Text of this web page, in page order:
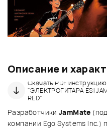
Описание и
Скачать PDF инструкцию
"ЭЛЕКТРОГИТАРА ESI
RED"
РазработчикиJamMate
компании Ego Systems Inc.)